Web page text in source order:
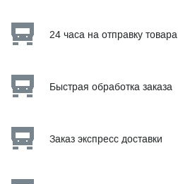
24 часа на отправку товара
Быстрая обработка заказа
Заказ экспресс доставки